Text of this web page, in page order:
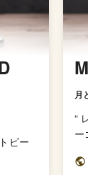
ビー
月
“
ー